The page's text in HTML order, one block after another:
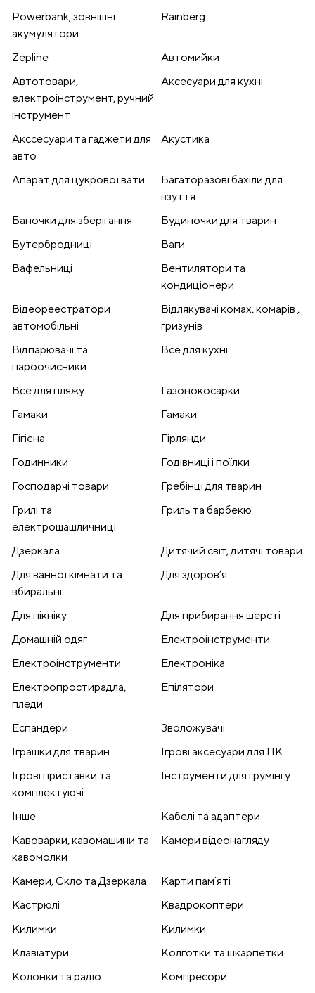
Powerbank, зовнішні
акумулятори
Rainberg
Zepline
Автомийки
Автотовари,
електроінструмент, ручний
інструмент
Аксесуари для кухні
Акссесуари та гаджети для
авто
Акустика
Апарат для цукрової вати
Багаторазові бахіли для
взуття
Баночки для зберігання
Будиночки для тварин
Бутербродниці
Ваги
Вафельниці
Вентилятори та
кондиціонери
Відеореестратори
автомобільні
Відлякувачі комах, комарів ,
гризунів
Відпарювачі та
пароочисники
Все для кухні
Все для пляжу
Газонокосарки
Гамаки
Гамаки
Гігієна
Гірлянди
Годинники
Годівниці і поїлки
Господарчі товари
Гребінці для тварин
Грилі та
електрошашличниці
Гриль та барбекю
Дзеркала
Дитячий світ, дитячі товари
Для ванної кімнати та
вбиральні
Для здоров’я
Для пікніку
Для прибирання шерсті
Домашній одяг
Електроінструменти
Електроінструменти
Електроніка
Електропростирадла,
пледи
Епілятори
Еспандери
Зволожувачі
Іграшки для тварин
Ігрові аксесуари для ПК
Ігрові приставки та
комплектуючі
Інструменти для грумінгу
Інше
Кабелі та адаптери
Кавоварки, кавомашини та
кавомолки
Камери відеонагляду
Камери, Скло та Дзеркала
Карти памʼяті
Кастрюлі
Квадрокоптери
Килимки
Килимки
Клавіатури
Колготки та шкарпетки
Колонки та радіо
Компресори